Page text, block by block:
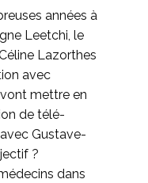
années à
Leetchi, le
Lazorthes
avec
mettre en
de télé-
Gustave-
?
dans